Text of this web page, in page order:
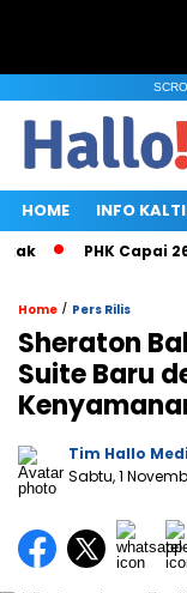
HOME INFO
PHK Capai 26
Home / Pers Rilis
Sheraton
Suite Baru
Tim Hallo
Sabtu, 1